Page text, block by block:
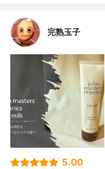
完熟玉子
5.00